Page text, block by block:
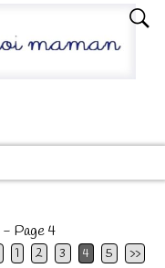
- Page 4
1 2 3 4 5 >>